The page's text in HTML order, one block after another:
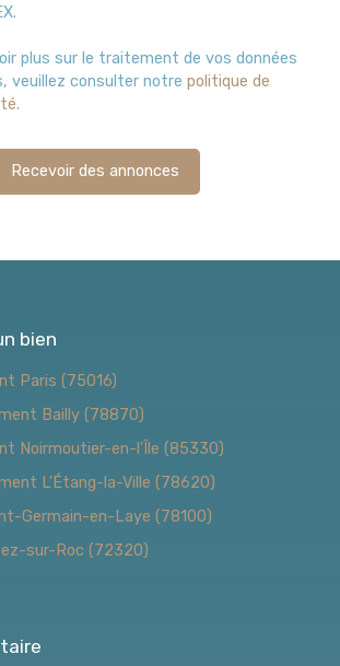
plus sur le traitement de vos données
veuillez consulter notre politique de
.
Recevoir des annonces
bien
Paris (75016)
Bailly (78870)
Noirmoutier-en-l'Île (85330)
L'Étang-la-Ville (78620)
Germain-en-Laye (78100)
sur-Roc (72320)